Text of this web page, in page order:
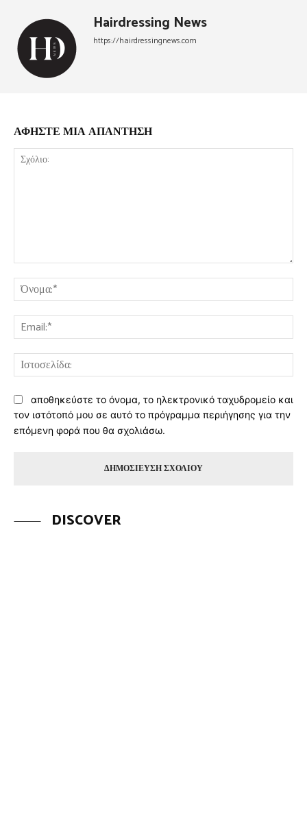
Hairdressing News
https://hairdressingnews.com
ΑΦΗΣΤΕ ΜΙΑ ΑΠΑΝΤΗΣΗ
αποθηκεύστε το όνομα, το ηλεκτρονικό ταχυδρομείο και
τον ιστότοπό μου σε αυτό το πρόγραμμα περιήγησης για την
επόμενη φορά που θα σχολιάσω.
DISCOVER